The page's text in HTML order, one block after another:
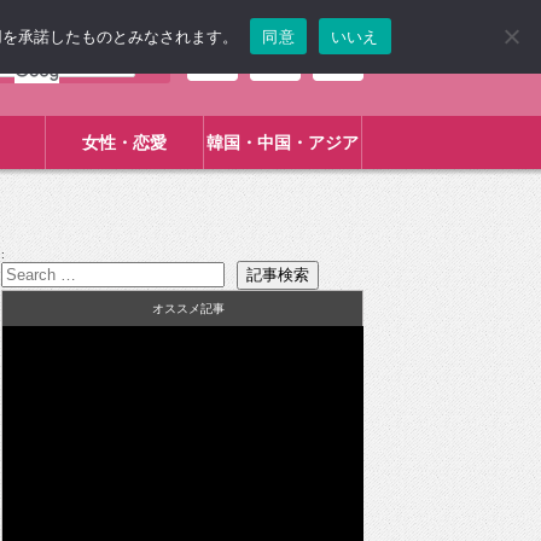
女性・恋愛 韓国・中国・アジア
:
オススメ記事
承諾したものとみなされます。 同意 いいえ